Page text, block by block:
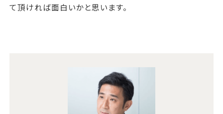
て頂ければ面白いかと思います。